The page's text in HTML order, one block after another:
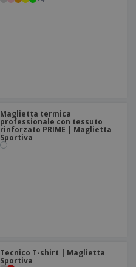
Maglietta termica
professionale con tessuto
rinforzato PRIME | Maglietta
Sportiva
Tecnico T-shirt | Maglietta
Sportiva